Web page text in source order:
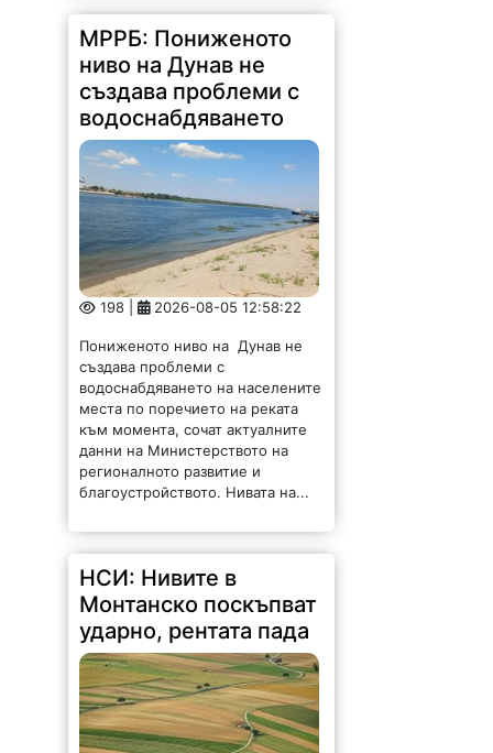
МРРБ: Пониженото
ниво на Дунав не
създава проблеми с
водоснабдяването
198 | 2026-08-05 12:58:22
Пониженото ниво на Дунав не
създава проблеми с
водоснабдяването на населените
места по поречието на реката
към момента, сочат актуалните
данни на Министерството на
регионалното развитие и
благоустройството. Нивата на...
НСИ: Нивите в
Монтанско поскъпват
ударно, рентата пада